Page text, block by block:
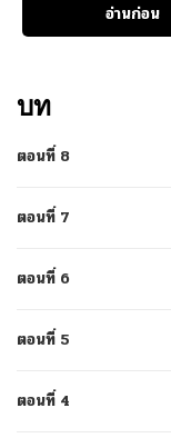
อ่านก่อน
บท
ตอนที่ 8
ตอนที่ 7
ตอนที่ 6
ตอนที่ 5
ตอนที่ 4